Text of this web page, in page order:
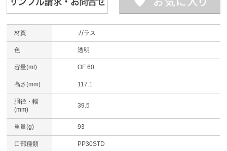
材質 ガラス
色 透明
容量(ml) OF 60
高さ(mm) 117.1
胴径・幅
(mm)
39.5
重量(g) 93
口部種類 PP30STD